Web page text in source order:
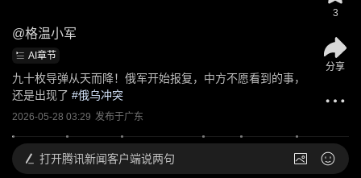
@格温小军
AI章节
九十枚导弹从天而降！俄军开始报复，中方不愿看到的事，
还是出现了 #俄乌冲突
2026-05-28 03:29 发布于广东
3
分享
打开腾讯新闻客户端说两句